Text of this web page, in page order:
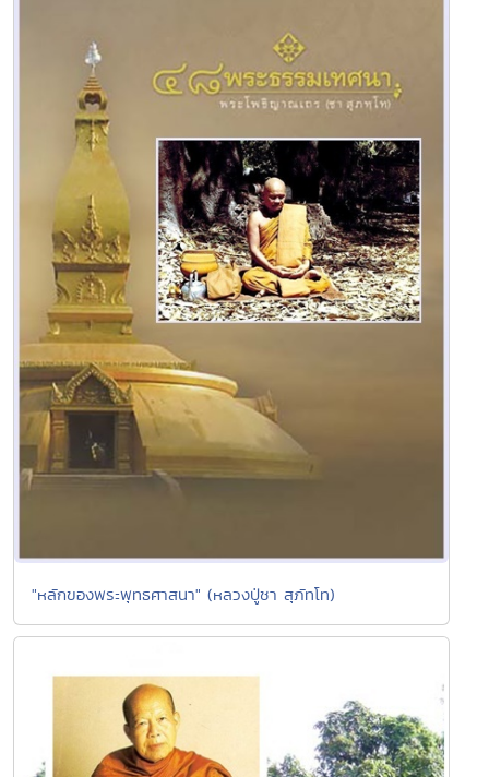
"หลักของพระพุทธศาสนา" (หลวงปู่ชา สุภัทโท)